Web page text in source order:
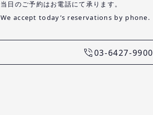
当日のご予約はお電話にて承ります。
We accept today’s reservations by phone.
03-6427-9900